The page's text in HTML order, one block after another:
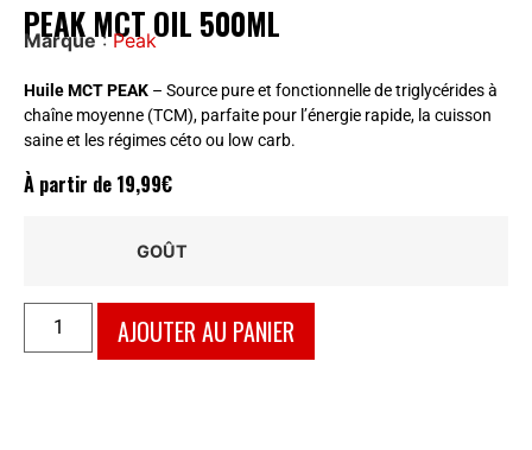
PEAK MCT OIL 500ML
Marque:Peak
Huile MCT PEAK – Source pure et fonctionnelle de triglycérides à
chaîne moyenne (TCM), parfaite pour l’énergie rapide, la cuisson
saine et les régimes céto ou low carb.
À partir de 19,99€
GOÛT
AJOUTER AU PANIER